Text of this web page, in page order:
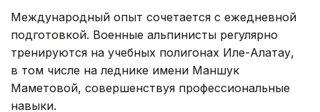
Международный опыт сочетается с ежедневной
подготовкой. Военные альпинисты регулярно
тренируются на учебных полигонах Иле-Алатау,
в том числе на леднике имени Маншук
Маметовой, совершенствуя профессиональные
навыки.